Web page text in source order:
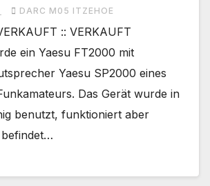
DARC M05 ITZEHOE
:: VERKAUFT
ein Yaesu FT2000 mit
Yaesu SP2000 eines
Das Gerät wurde in
benutzt, funktioniert aber
befindet…